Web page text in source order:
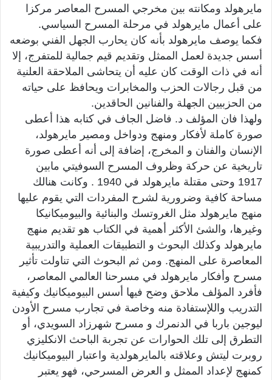
مايرهولد ومكانته بين مخرجي المسرح المعاصر مركزا
على أعمال مايرهولد في مرحلة المسرح السياسي.
فكما يوصف مايرهولد بأنه كان يحارب الجهل الفني بوضعه
أسس جديدة لعمل الممثل وتقديم قيم جمالية للمتفرج، إلا
أنه في ذات الوقت كان عليه أن يتحاشى الملاحقة العلنية
من قبل رجالات الحزب والمخابرات ويحافظ على حياته
من الحزبيين الجهلة والفنانين الحاقدين.
ولهذا فان المؤلف د. فاضل الجاف في كتابه هذا أعطى
صورة كاملة لأفكار ومنهج ودواخل ومصير مايرهولد،
الإنسان والفنان و المخرج، إضافة إلى أنه أعطى صورة
تاريخية عن حركة وظروف المسرح السوفيتي مابين
1917 وحتى مقتلة مايرهولد في 1940 . وكانت هنالك
مساحة كافية وضرورية لشرح المفردات التي يقوم عليها
منهج مايرهولد مثل الغروتسك والبنائية والبيوميكانيكا
وغيرها، والشئ الأكثر أهمية في الكتاب هو تقديم منهج
مايرهولد وكذلك البحوث و التطبيقات العملية والتدريبية
المعاصرة على المنهج. ومن ثم البحوث التي تناولت تأثير
مسرح وأفكار مايرهولد في مسرحنا العالمي المعاصر،
فأفرد المؤلف ملاحق وضح فيها أسس البيوميكانيك وكيفية
التدريب واللإستفادة منه وخاصة في تجارب مسرح الأودن
ليوجين باربا في الدنمرك و مسرح شهرزاد السويدي، أو
التطرق إلى تلك الحوارات عن تجربة الباحث الانكليزي
روبرت ليتش وعلاقته بالمايرهولدية واعتبار البيوميكانيك
كمنهج لإعداد الممثل و العرض المسرحي، فهو يعتبر